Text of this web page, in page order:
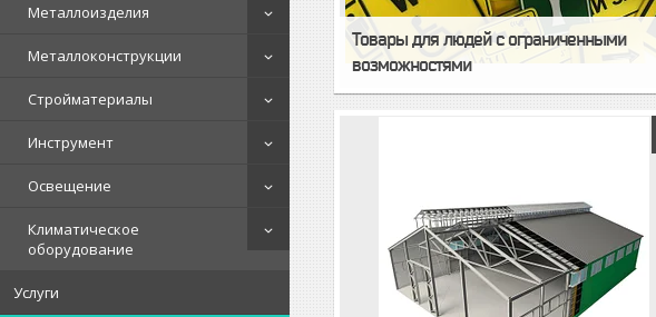
Металлоизделия
Металлоконструкции
Стройматериалы
Инструмент
Освещение
Климатическое
оборудование
Услуги
Товары для людей с ограниченными
возможностями